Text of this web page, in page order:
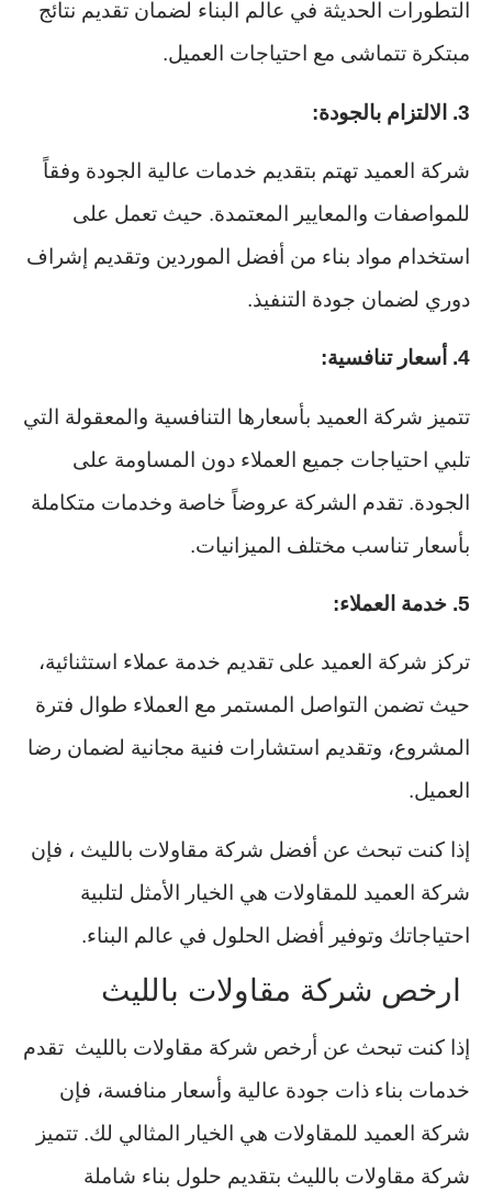
التطورات الحديثة في عالم البناء لضمان تقديم نتائج
مبتكرة تتماشى مع احتياجات العميل.
3. الالتزام بالجودة:
شركة العميد تهتم بتقديم خدمات عالية الجودة وفقاً
للمواصفات والمعايير المعتمدة. حيث تعمل على
استخدام مواد بناء من أفضل الموردين وتقديم إشراف
دوري لضمان جودة التنفيذ.
4. أسعار تنافسية:
تتميز شركة العميد بأسعارها التنافسية والمعقولة التي
تلبي احتياجات جميع العملاء دون المساومة على
الجودة. تقدم الشركة عروضاً خاصة وخدمات متكاملة
بأسعار تناسب مختلف الميزانيات.
5. خدمة العملاء:
تركز شركة العميد على تقديم خدمة عملاء استثنائية،
حيث تضمن التواصل المستمر مع العملاء طوال فترة
المشروع، وتقديم استشارات فنية مجانية لضمان رضا
العميل.
إذا كنت تبحث عن أفضل شركة مقاولات بالليث ، فإن
شركة العميد للمقاولات هي الخيار الأمثل لتلبية
احتياجاتك وتوفير أفضل الحلول في عالم البناء.
ارخص شركة مقاولات بالليث
إذا كنت تبحث عن أرخص شركة مقاولات بالليث تقدم
خدمات بناء ذات جودة عالية وأسعار منافسة، فإن
شركة العميد للمقاولات هي الخيار المثالي لك. تتميز
شركة مقاولات بالليث بتقديم حلول بناء شاملة